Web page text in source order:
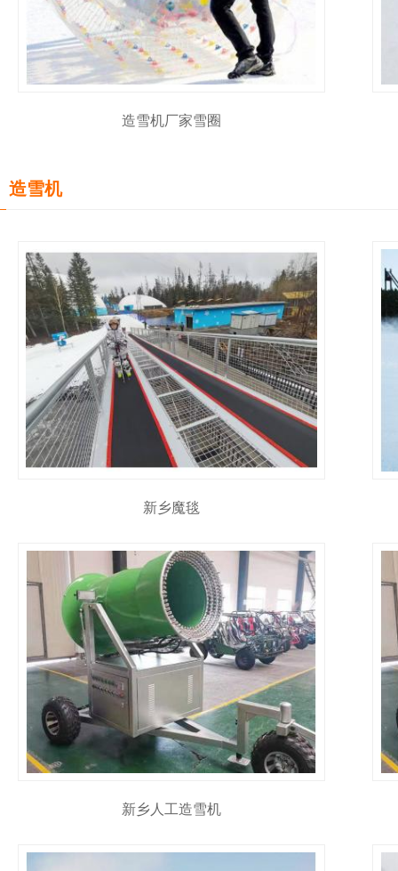
造雪机厂家雪圈
造雪机
新乡魔毯
新乡人工造雪机